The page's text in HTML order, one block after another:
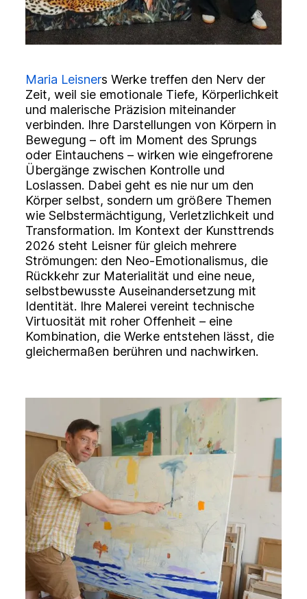
Maria Leisners Werke treffen den Nerv der
Zeit, weil sie emotionale Tiefe, Körperlichkeit
und malerische Präzision miteinander
verbinden. Ihre Darstellungen von Körpern in
Bewegung – oft im Moment des Sprungs
oder Eintauchens – wirken wie eingefrorene
Übergänge zwischen Kontrolle und
Loslassen. Dabei geht es nie nur um den
Körper selbst, sondern um größere Themen
wie Selbstermächtigung, Verletzlichkeit und
Transformation. Im Kontext der Kunsttrends
2026 steht Leisner für gleich mehrere
Strömungen: den Neo-Emotionalismus, die
Rückkehr zur Materialität und eine neue,
selbstbewusste Auseinandersetzung mit
Identität. Ihre Malerei vereint technische
Virtuosität mit roher Offenheit – eine
Kombination, die Werke entstehen lässt, die
gleichermaßen berühren und nachwirken.